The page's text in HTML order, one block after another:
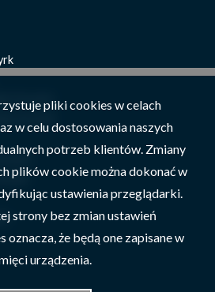
Szczyrkpliki cookies w celach
w celu dostosowania naszych
potrzeb klientów. Zmiany
plików cookie można dokonać w
ustawienia przeglądarki.
strony bez zmian ustawień
że będą one zapisane w
urządzenia.